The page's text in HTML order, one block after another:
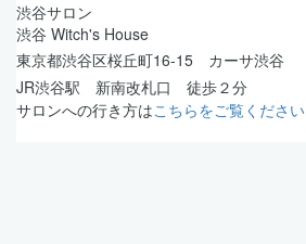
渋谷サロン
渋谷 Witch's House
東京都渋谷区桜丘町16-15 カーサ渋谷
JR渋谷駅 新南改札口 徒歩２分
サロンへの行き方はこちらをご覧ください